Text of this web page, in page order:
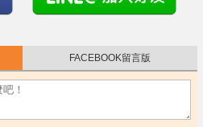
FACEBOOK留言版